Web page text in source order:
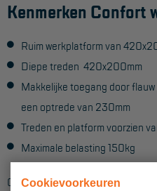
Cookievoorkeuren
Gevelsteigers
Steiger overkapping
Hangbruginstallaties
Schilderwerkzaamheden
Gevelrenovatie
Industrieel onderhoud
Hoogwerkers
Kenmerken Confort
Ruim werkplatform van
Diepe treden 420x200mm
Makkelijke toegang door
een optrede van 230mm
Treden en platform voorzien
Maximale belasting 150kg
Geschikt voor intensief gebruik.